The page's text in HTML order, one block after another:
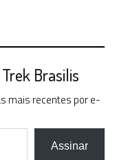
Brasilis
mais recentes por e-
Assinar